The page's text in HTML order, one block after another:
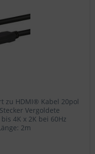
zu HDMI® Kabel 20pol
Vergoldete
4K x 2K bei 60Hz
2m